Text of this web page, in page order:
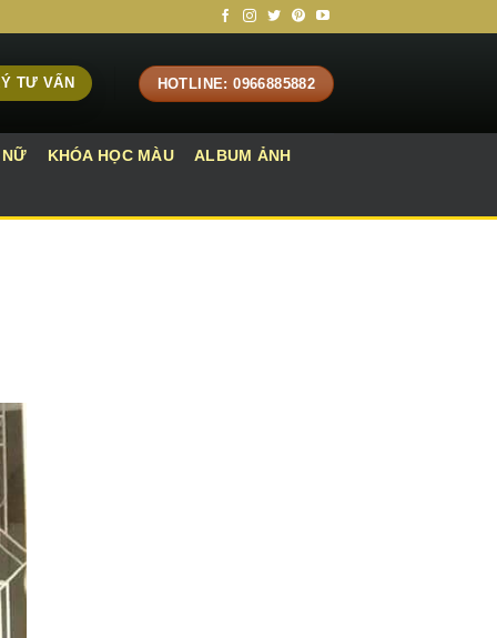
TƯ VẤN HOTLINE: 0966885882
KHÓA HỌC MÀU ALBUM ẢNH